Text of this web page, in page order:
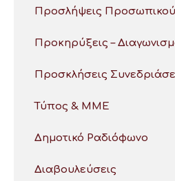
Προσλήψεις Προσωπικού
Προκηρύξεις –
Προσκλήσεις
Τύπος & ΜΜΕ
Δημοτικό Ραδιόφωνο
Διαβουλεύσεις